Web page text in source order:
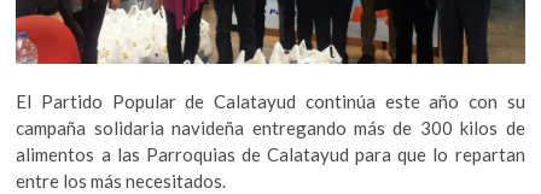
El Partido Popular de Calatayud continúa este año con su
campaña solidaria navideña entregando más de 300 kilos de
alimentos a las Parroquias de Calatayud para que lo repartan
entre los más necesitados.